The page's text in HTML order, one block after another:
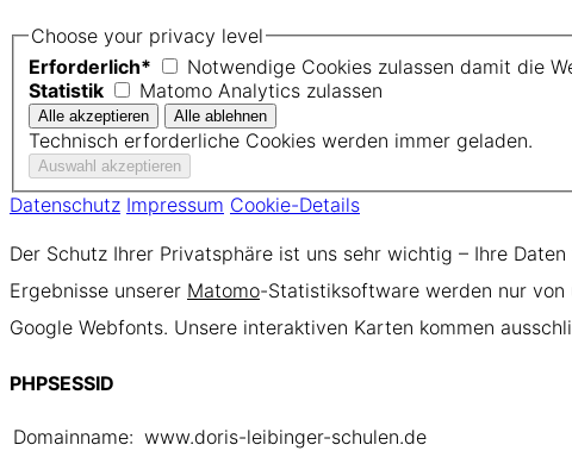
Choose your privacy level
Erforderlich*
Notwendige Cookies zulassen damit die
Statistik
Matomo Analytics zulassen
Technisch erforderliche Cookies werden immer geladen.
Datenschutz Impressum Cookie-Details
Der Schutz Ihrer Privatsphäre ist uns sehr wichtig – Ihre
Ergebnisse unserer Matomo-Statistiksoftware werden nur von
Google Webfonts. Unsere interaktiven Karten kommen
PHPSESSID
Domainname: www.doris-leibinger-schulen.de